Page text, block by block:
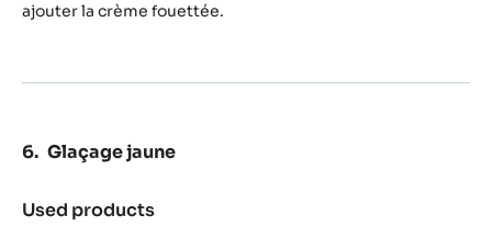
ajouter la crème fouettée.
Glaçage jaune
Used products